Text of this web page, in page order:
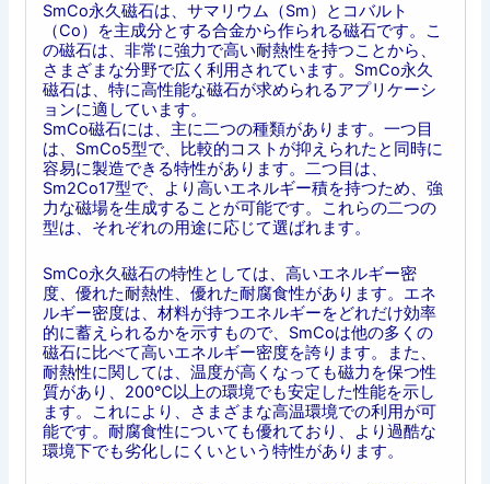
SmCo永久磁石は、サマリウム（Sm）とコバルト
（Co）を主成分とする合金から作られる磁石です。こ
の磁石は、非常に強力で高い耐熱性を持つことから、
さまざまな分野で広く利用されています。SmCo永久
磁石は、特に高性能な磁石が求められるアプリケーシ
ョンに適しています。
SmCo磁石には、主に二つの種類があります。一つ目
は、SmCo5型で、比較的コストが抑えられたと同時に
容易に製造できる特性があります。二つ目は、
Sm2Co17型で、より高いエネルギー積を持つため、強
力な磁場を生成することが可能です。これらの二つの
型は、それぞれの用途に応じて選ばれます。
SmCo永久磁石の特性としては、高いエネルギー密
度、優れた耐熱性、優れた耐腐食性があります。エネ
ルギー密度は、材料が持つエネルギーをどれだけ効率
的に蓄えられるかを示すもので、SmCoは他の多くの
磁石に比べて高いエネルギー密度を誇ります。また、
耐熱性に関しては、温度が高くなっても磁力を保つ性
質があり、200℃以上の環境でも安定した性能を示し
ます。これにより、さまざまな高温環境での利用が可
能です。耐腐食性についても優れており、より過酷な
環境下でも劣化しにくいという特性があります。